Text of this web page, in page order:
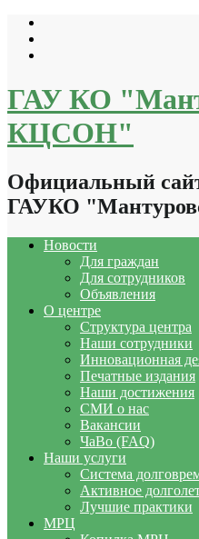
Перейти
содержимому
ГАУ КО
КЦСОН"
Официальный
ГАУКО
Новости
Для граждан
Для сотрудников
Объявления
О центре
Структура центра
Наши сотрудники
Инновационная
Печатные издания
Наши достижения
СМИ о нас
Вакансии
ЧаВо (FAQ)
Наши услуги
Система
Активное
Лучшие практики
МРЦ